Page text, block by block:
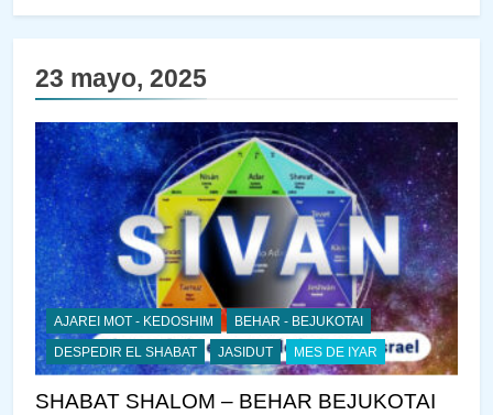
23 mayo, 2025
AJAREI MOT - KEDOSHIM
BEHAR - BEJUKOTAI
DESPEDIR EL SHABAT
JASIDUT MES DE IYAR
SHABAT SHALOM – BEHAR BEJUKOTAI